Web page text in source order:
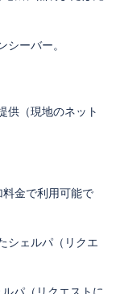
ーバー。
供（現地のネット
金で利用可能で
シェルパ（リクエ